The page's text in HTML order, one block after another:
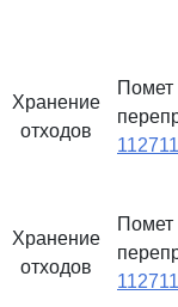
Хранение
отходов
Хранение
отходов